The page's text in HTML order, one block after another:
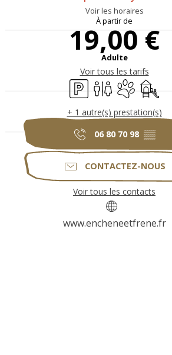
Voir les horaires
À partir de
19,00 €
Adulte
Voir tous les tarifs
ParkingToilettesAnimauxJeux
+ 1 autre(s) prestation(s)
06 80 70 98 ▒▒
CONTACTEZ-NOUS
Voir tous les contacts
www.encheneetfrene.fr